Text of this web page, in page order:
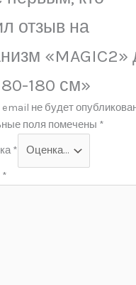
отзыв на
«MAGIC2»
180 см»
не будет
поля помечены *
*
*